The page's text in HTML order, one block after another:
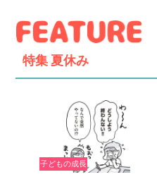
特集 夏休み
子どもの成長